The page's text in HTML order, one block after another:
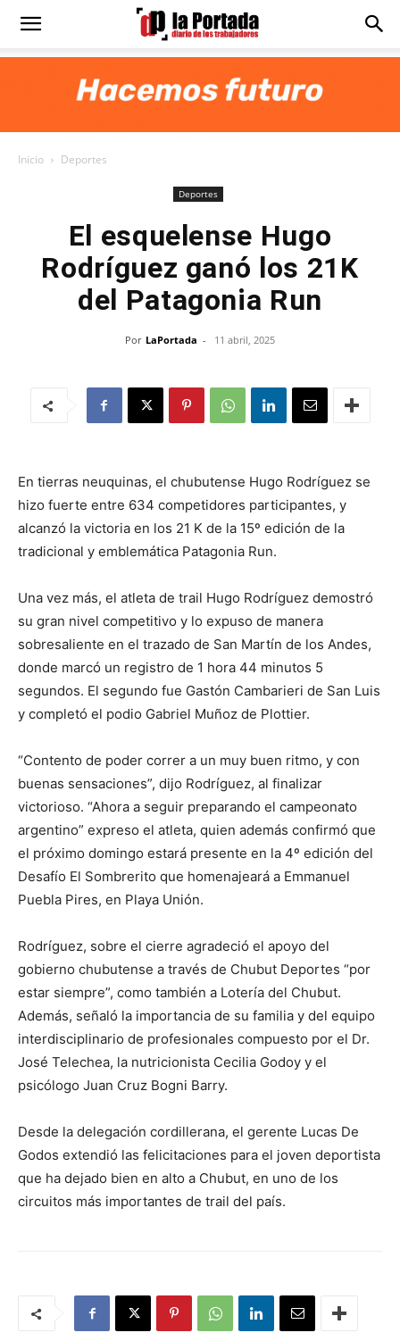
Diario
Inicio Deportes
Deportes
El esquelense Hugo
Rodríguez ganó los 21K
del Patagonia Run
Por LaPortada - 11 abril, 2025
En tierras neuquinas, el chubutense Hugo Rodríguez se
hizo fuerte entre 634 competidores participantes, y
alcanzó la victoria en los 21 K de la 15º edición de la
tradicional y emblemática Patagonia Run.
Una vez más, el atleta de trail Hugo Rodríguez demostró
su gran nivel competitivo y lo expuso de manera
sobresaliente en el trazado de San Martín de los Andes,
donde marcó un registro de 1 hora 44 minutos 5
segundos. El segundo fue Gastón Cambarieri de San Luis
y completó el podio Gabriel Muñoz de Plottier.
“Contento de poder correr a un muy buen ritmo, y con
buenas sensaciones”, dijo Rodríguez, al finalizar
victorioso. “Ahora a seguir preparando el campeonato
argentino” expreso el atleta, quien además confirmó que
el próximo domingo estará presente en la 4º edición del
Desafío El Sombrerito que homenajeará a Emmanuel
Puebla Pires, en Playa Unión.
Rodríguez, sobre el cierre agradeció el apoyo del
gobierno chubutense a través de Chubut Deportes “por
estar siempre”, como también a Lotería del Chubut.
Además, señaló la importancia de su familia y del equipo
interdisciplinario de profesionales compuesto por el Dr.
José Telechea, la nutricionista Cecilia Godoy y el
psicólogo Juan Cruz Bogni Barry.
Desde la delegación cordillerana, el gerente Lucas De
Godos extendió las felicitaciones para el joven deportista
que ha dejado bien en alto a Chubut, en uno de los
circuitos más importantes de trail del país.